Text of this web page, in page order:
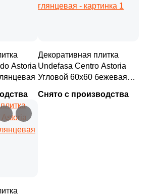
Astoria
Декоративная плитка
Undefasa Centro Astoria
Угловой 60x60 бежевая
Снято с производства